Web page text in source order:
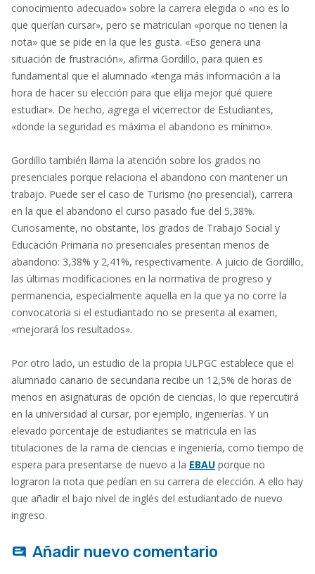
conocimiento adecuado» sobre la carrera elegida o «no es lo
que querían cursar», pero se matriculan «porque no tienen la
nota» que se pide en la que les gusta. «Eso genera una
situación de frustración», afirma Gordillo, para quien es
fundamental que el alumnado «tenga más información a la
hora de hacer su elección para que elija mejor qué quiere
estudiar». De hecho, agrega el vicerrector de Estudiantes,
«donde la seguridad es máxima el abandono es mínimo».
Gordillo también llama la atención sobre los grados no
presenciales porque relaciona el abandono con mantener un
trabajo. Puede ser el caso de Turismo (no presencial), carrera
en la que el abandono el curso pasado fue del 5,38%.
Curiosamente, no obstante, los grados de Trabajo Social y
Educación Primaria no presenciales presentan menos de
abandono: 3,38% y 2,41%, respectivamente. A juicio de Gordillo,
las últimas modificaciones en la normativa de progreso y
permanencia, especialmente aquella en la que ya no corre la
convocatoria si el estudiantado no se presenta al examen,
«mejorará los resultados».
Por otro lado, un estudio de la propia ULPGC establece que el
alumnado canario de secundaria recibe un 12,5% de horas de
menos en asignaturas de opción de ciencias, lo que repercutirá
en la universidad al cursar, por ejemplo, ingenierías. Y un
elevado porcentaje de estudiantes se matricula en las
titulaciones de la rama de ciencias e ingeniería, como tiempo de
espera para presentarse de nuevo a la EBAU porque no
lograron la nota que pedían en su carrera de elección. A ello hay
que añadir el bajo nivel de inglés del estudiantado de nuevo
ingreso.
Añadir nuevo comentario